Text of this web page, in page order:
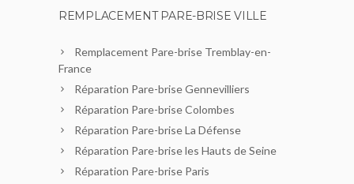
REMPLACEMENT PARE-BRISE VILLE
Remplacement Pare-brise Tremblay-en-
France
Réparation Pare-brise Gennevilliers
Réparation Pare-brise Colombes
Réparation Pare-brise La Défense
Réparation Pare-brise les Hauts de Seine
Réparation Pare-brise Paris